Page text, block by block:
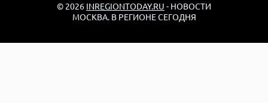
© 2026 INREGIONTODAY.RU - НОВОСТИ
МОСКВА. В РЕГИОНЕ СЕГОДНЯ